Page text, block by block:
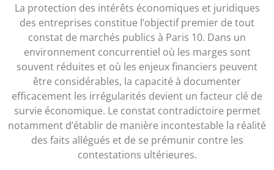
La protection des intérêts économiques et juridiques
des entreprises constitue l’objectif premier de tout
constat de marchés publics à Paris 10. Dans un
environnement concurrentiel où les marges sont
souvent réduites et où les enjeux financiers peuvent
être considérables, la capacité à documenter
efficacement les irrégularités devient un facteur clé de
survie économique. Le constat contradictoire permet
notamment d’établir de manière incontestable la réalité
des faits allégués et de se prémunir contre les
contestations ultérieures.